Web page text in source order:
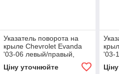
Указатель поворота на
крыле Chevrolet Evanda
'03-06 левый/правый,
белый (матовый) (DEPO)
Ціну уточнюйте
'03-